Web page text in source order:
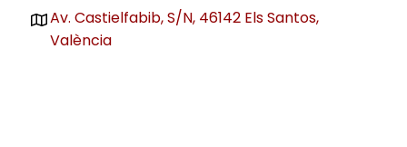
Av. Castielfabib, S/N, 46142 Els Santos,
València